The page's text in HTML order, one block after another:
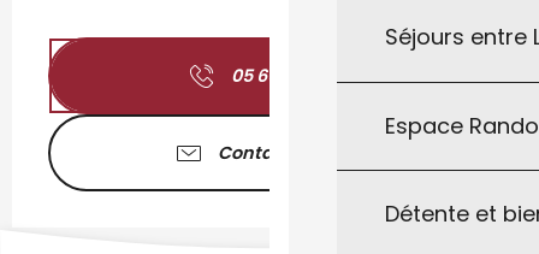
Séjours entre
Espace
Détente et
05 65 21 62 ▒▒
Contactez-nous